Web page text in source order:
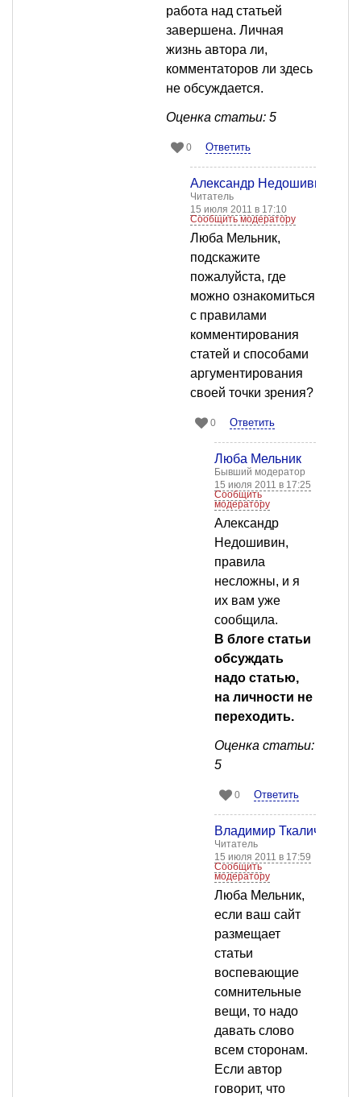
работа над статьей
завершена. Личная
жизнь автора ли,
комментаторов ли здесь
не обсуждается.
Оценка статьи: 5
0 Ответить
Александр Недошивин
Читатель
15 июля 2011 в 17:10
Сообщить модератору
Люба Мельник,
подскажите
пожалуйста, где
можно ознакомиться
с правилами
комментирования
статей и способами
аргументирования
своей точки зрения?
0 Ответить
Люба Мельник
Бывший модератор
15 июля 2011 в 17:25
Сообщить
модератору
Александр
Недошивин,
правила
несложны, и я
их вам уже
сообщила.
В блоге статьи
обсуждать
надо статью,
на личности не
переходить.
Оценка статьи:
5
0 Ответить
Владимир Ткалич
Читатель
15 июля 2011 в 17:59
Сообщить
модератору
Люба Мельник,
если ваш сайт
размещает
статьи
воспевающие
сомнительные
вещи, то надо
давать слово
всем сторонам.
Если автор
говорит, что